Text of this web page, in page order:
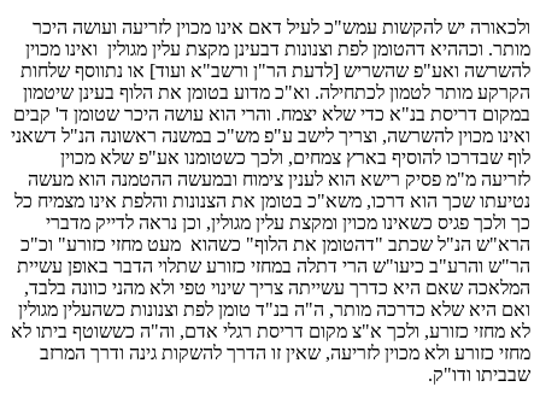
ולכאורה יש להקשות עמש"כ לעיל דאם אינו מכוין לזריעה ועושה היכר
מותר. וכההיא דהטומן לפת וצנונות דבעינן מקצת עלין מגולין ואינו מכוין
להשרשה ואע"פ שהשריש [לדעת הר"ן ורשב"א ועוד] או נתווסף שלחות
הקרקע מותר לטמון לכתחילה. וא"כ מדוע בטומן את הלוף בעינן שיטמון
במקום דריסת בנ"א כדי שלא יצמח. והרי הוא עושה היכר שטומן ד' קבים
ואינו מכוין להשרשה, וצריך לישב ע"פ מש"כ במשנה ראשונה הנ"ל דשאני
לוף שבדרכו להוסיף בארץ צמחים, ולכך כשטומנו אע"פ שלא מכוין
לזריעה מ"מ פסיק רישא הוא לענין צימוח ובמעשה ההטמנה הוא מעשה
נטיעתו שכך הוא דרכו, משא"כ בטומן את הצנונות והלפת אינו מצמיח כל
כך ולכך פגיס כשאינו מכוין ומקצת עלין מגולין, וכן נראה לדייק מדברי
הרא"ש הנ"ל שכתב "דהטומן את הלוף" כשהוא מעט מחזי כזורע" וכ"כ
הר"ש והרע"ב כיעו"ש הרי דתלה במחזי כזורע שתלוי הדבר באופן עשיית
המלאכה שאם היא כדרך עשייתה צריך שינוי טפי ולא מהני כוונה בלבד,
ואם היא שלא כדרכה מותר, ה"ה בנ"ד טומן לפת וצנונות כשהעלין מגולין
לא מחזי כזורע, ולכך א"צ מקום דריסת רגלי אדם, וה"ה כששוטף ביתו לא
מחזי כזורע ולא מכוין לזריעה, שאין זו הדרך להשקות גינה ודרך המרזב
שבביתו ודו"ק.